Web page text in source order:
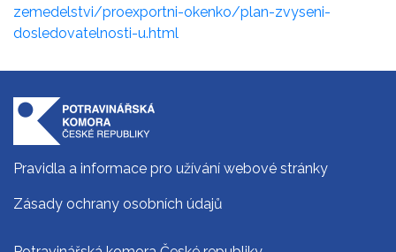
zemedelstvi/proexportni-okenko/plan-zvyseni-
dosledovatelnosti-u.html
Pravidla a informace pro užívání webové stránky
Zásady ochrany osobních údajů